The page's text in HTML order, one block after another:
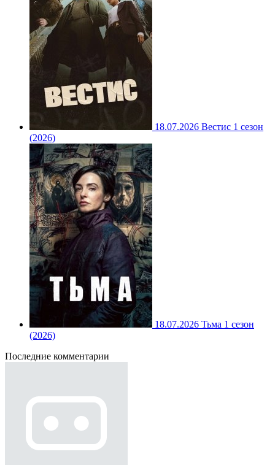
18.07.2026 Вестис 1 сезон
(2026)
18.07.2026 Тьма 1 сезон
(2026)
Последние комментарии